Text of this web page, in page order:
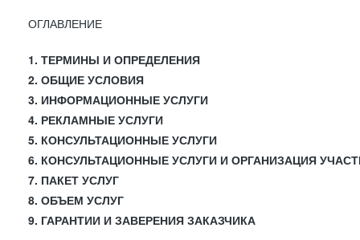
ОГЛАВЛЕНИЕ
1. ТЕРМИНЫ И ОПРЕДЕЛЕНИЯ
2. ОБЩИЕ УСЛОВИЯ
3. ИНФОРМАЦИОННЫЕ УСЛУГИ
4. РЕКЛАМНЫЕ УСЛУГИ
5. КОНСУЛЬТАЦИОННЫЕ УСЛУГИ
6. КОНСУЛЬТАЦИОННЫЕ УСЛУГИ И ОРГАНИЗАЦИЯ
7. ПАКЕТ УСЛУГ
8. ОБЪЕМ УСЛУГ
9. ГАРАНТИИ И ЗАВЕРЕНИЯ ЗАКАЗЧИКА